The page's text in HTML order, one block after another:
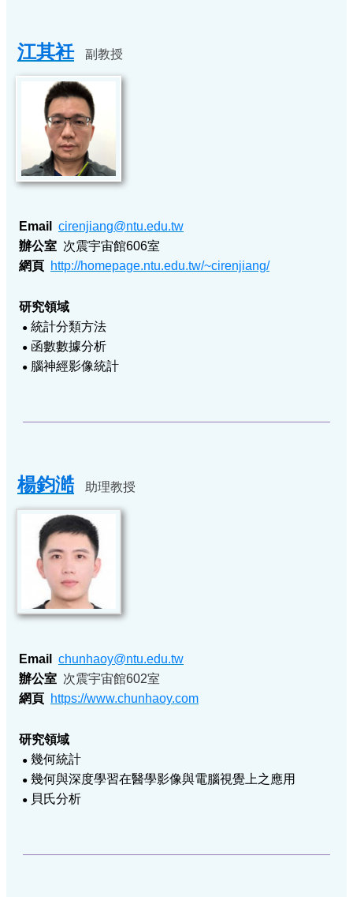
絡
我
們
江其衽 副教授
Email cirenjiang@ntu.edu.tw
辦公室 次震宇宙館606室
網頁 http://homepage.ntu.edu.tw/~cirenjiang/
研究領域
● 統計分類方法
● 函數數據分析
● 腦神經影像統計
楊鈞澔 助理教授
Email chunhaoy@ntu.edu.tw
辦公室 次震宇宙館602室
網頁 https://www.chunhaoy.com
研究領域
● 幾何統計
● 幾何與深度學習在醫學影像與電腦視覺上之應用
● 貝氏分析